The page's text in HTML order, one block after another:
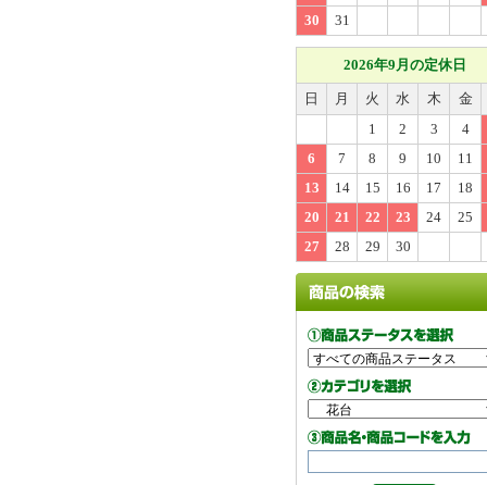
30
31
2026年9月の定休日
日 月 火 水 木 金
1
2 3 4
6
7 8 9 10 11
13
14 15 16 17 18
20
21 22 23 24 25
27
28 29 30